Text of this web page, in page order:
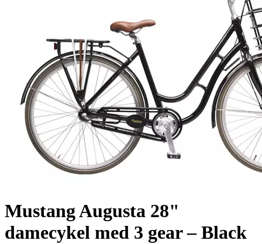
Mustang Augusta 28"
damecykel med 3 gear – Black